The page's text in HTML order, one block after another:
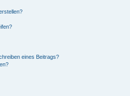
eines Beitrags?